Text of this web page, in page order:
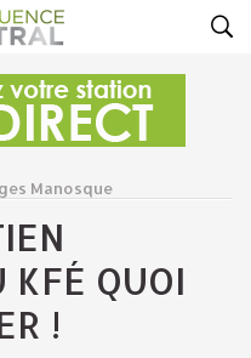
Manosque
KFÉ QUOI
!